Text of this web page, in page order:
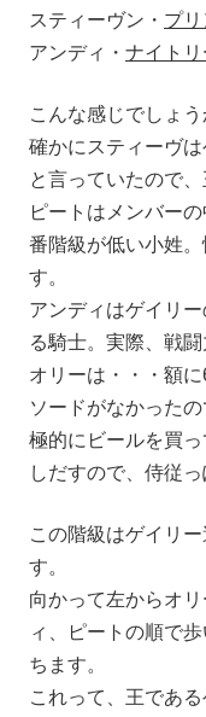
スティーヴン・ プリ
アンディ・ ナイトリ
こんな感じでしょう
確かにスティーヴ
と言っていたので、
ピートはメンバー
番階級が低い小姓
す。
アンディはゲイリ
る騎士。実際、戦闘
オリーは・・・額
ソードがなかった
極的にビールを買
しだすので、侍従っ
この階級はゲイリ
す。
向かって左からオ
ィ、ピートの順で
ちます。
これって、王であ